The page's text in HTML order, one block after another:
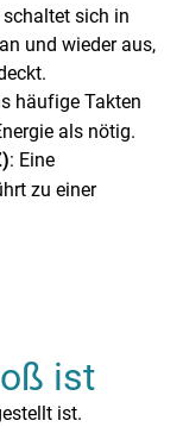
sich in
und wieder aus,
häufige Takten
als nötig.
: Eine
zu einer
ist
ist.